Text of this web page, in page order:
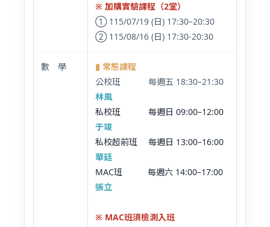
※ 加購實驗課程（2堂）
① 115/07/19 (日) 17:30–20:30
② 115/08/16 (日) 17:30-20:30
數 學
▮ 常態課程
公校班 每週五 18:30–21:30
林風
私校班 每週日 09:00–12:00
于竣
私校超前班 每週日 13:00–16:00
華廷
MAC班 每週六 14:00–17:00
張立
※ MAC班須檢測入班